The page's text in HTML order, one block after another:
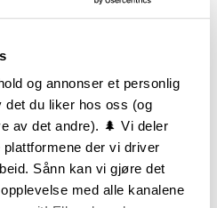
og annonser et personlig
det du liker hos oss (og
av det andre). 🌲 Vi deler
der vi driver
Sånn kan vi gjøre det
med alle kanalene
huset de har bygget
selve oppføringen med
påfølgende vinter. I
og stilige huset